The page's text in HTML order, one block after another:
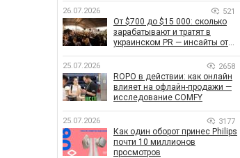
26.07.2026 521
От $700 до $15 000: сколько
зарабатывают и тратят в
украинском PR — инсайты от
25.07.2026 2658
ROPO в действии: как онлайн
влияет на офлайн-продажи —
исследование COMFY
25.07.2026 3177
Как один оборот принес Philips
почти 10 миллионов
просмотров